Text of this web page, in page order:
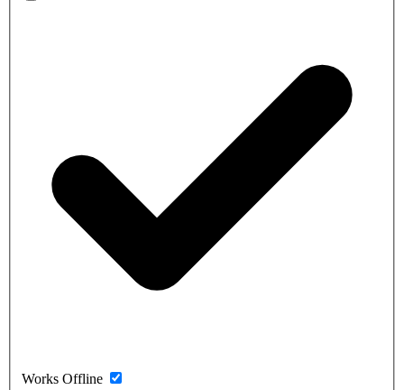
Works Offline